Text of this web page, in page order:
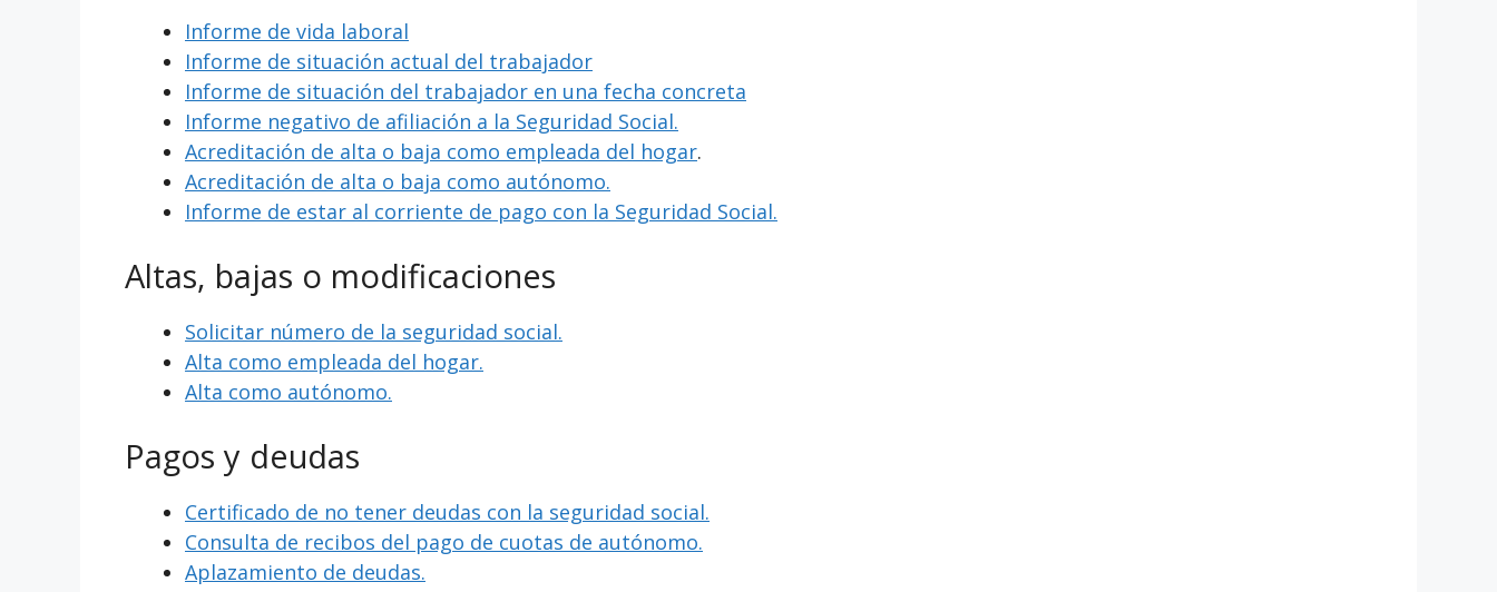
Informe de vida laboral
Informe de situación actual del trabajador
Informe de situación del trabajador en una fecha concreta
Informe negativo de afiliación a la Seguridad Social.
Acreditación de alta o baja como empleada del hogar.
Acreditación de alta o baja como autónomo.
Informe de estar al corriente de pago con la Seguridad Social.
Altas, bajas o modificaciones
Solicitar número de la seguridad social.
Alta como empleada del hogar.
Alta como autónomo.
Pagos y deudas
Certificado de no tener deudas con la seguridad social.
Consulta de recibos del pago de cuotas de autónomo.
Aplazamiento de deudas.